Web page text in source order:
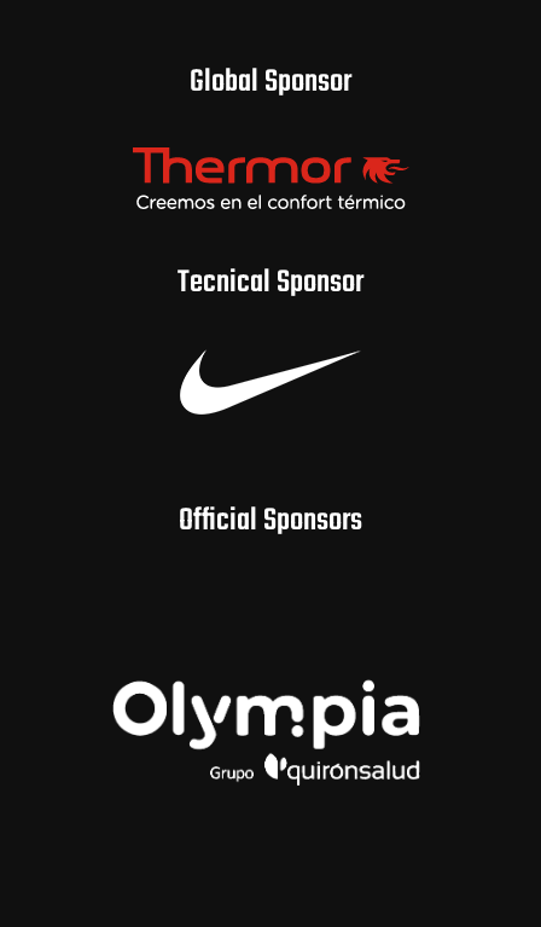
Global Sponsor
Tecnical Sponsor
Official Sponsors